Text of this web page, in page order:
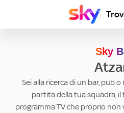
Sky
Sei alla ricerca di un bar, pub
partita della tua squadra,
programma TV che proprio non